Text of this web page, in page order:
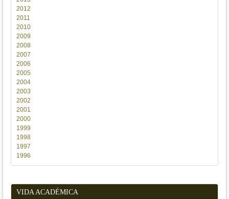
2012
2011
2010
2009
2008
2007
2006
2005
2004
2003
2002
2001
2000
1999
1998
1997
1996
VIDA ACADÉMICA